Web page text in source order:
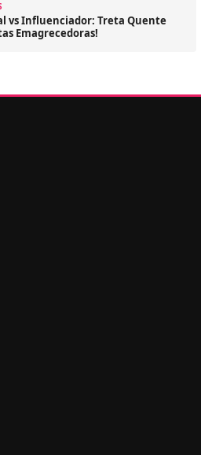
vs Influenciador: Treta Quente
Emagrecedoras!